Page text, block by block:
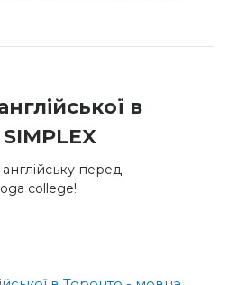
в
перед
college!